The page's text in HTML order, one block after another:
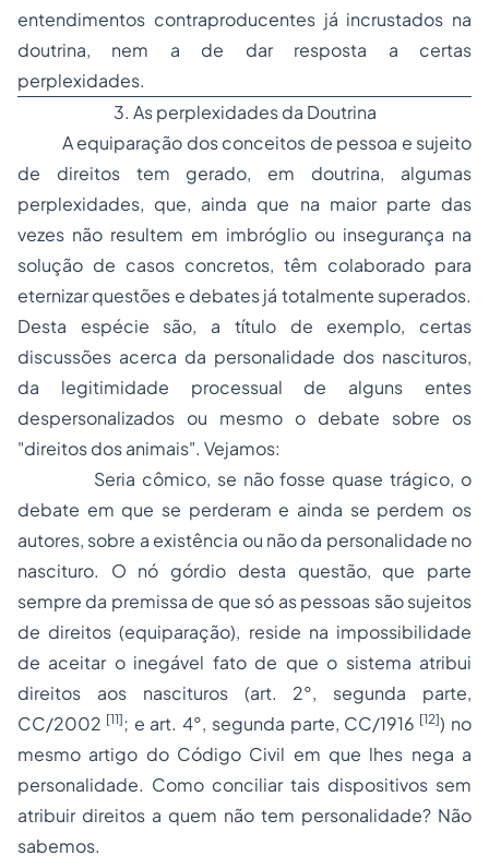
entendimentos contraproducentes já incrustados na
doutrina, nem a de dar resposta a certas
perplexidades.
3. As perplexidades da Doutrina
A equiparação dos conceitos de pessoa e sujeito
de direitos tem gerado, em doutrina, algumas
perplexidades, que, ainda que na maior parte das
vezes não resultem em imbróglio ou insegurança na
solução de casos concretos, têm colaborado para
eternizar questões e debates já totalmente superados.
Desta espécie são, a título de exemplo, certas
discussões acerca da personalidade dos nascituros,
da legitimidade processual de alguns entes
despersonalizados ou mesmo o debate sobre os
"direitos dos animais". Vejamos:
Seria cômico, se não fosse quase trágico, o
debate em que se perderam e ainda se perdem os
autores, sobre a existência ou não da personalidade no
nascituro. O nó górdio desta questão, que parte
sempre da premissa de que só as pessoas são sujeitos
de direitos (equiparação), reside na impossibilidade
de aceitar o inegável fato de que o sistema atribui
direitos aos nascituros (art. 2°, segunda parte,
CC/2002 [11] ; e art. 4°, segunda parte, CC/1916 [12]) no
mesmo artigo do Código Civil em que lhes nega a
personalidade. Como conciliar tais dispositivos sem
atribuir direitos a quem não tem personalidade? Não
sabemos.